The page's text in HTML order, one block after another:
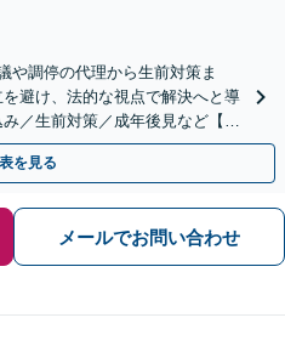
や調停の代理から生前対策ま
避け、法的な視点で解決へと導
／生前対策／成年後見など【W
を見る
メールでお問い合わせ